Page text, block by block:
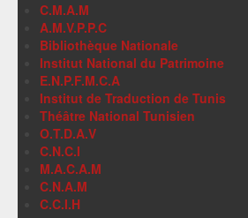
C.M.A.M
A.M.V.P.P.C
Bibliothèque Nationale
Institut National du Patrimoine
E.N.P.F.M.C.A
Institut de Traduction de Tunis
Théâtre National Tunisien
O.T.D.A.V
C.N.C.I
M.A.C.A.M
C.N.A.M
C.C.I.H